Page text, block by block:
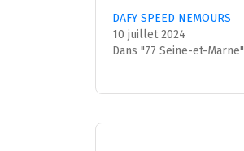
DAFY SPEED NEMOURS
10 juillet 2024
Dans "77 Seine-et-Marne"